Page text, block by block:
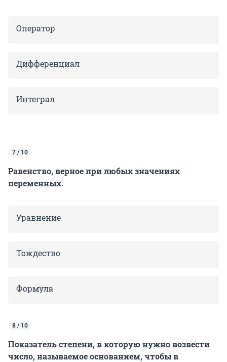
Оператор
Дифференциал
Интеграл
7 / 10
Равенство, верное при любых значениях
переменных.
Уравнение
Тождество
Формула
8 / 10
Показатель степени, в которую нужно возвести
число, называемое основанием, чтобы в